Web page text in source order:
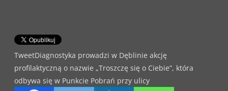
TweetDiagnostyka prowadzi w Dęblinie akcję
profilaktyczną o nazwie „Troszczę się o Ciebie”, która
odbywa się w Punkcie Pobrań przy ulicy